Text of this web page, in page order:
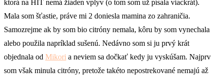
ktorá na HIT nemá žiaden vplyv (o tom som už písala viackrát).
Mala som šťastie, práve mi 2 doniesla mamina zo zahraničia.
Samozrejme ak by som bio citróny nemala, kôru by som vynechala
alebo použila napríklad sušenú. Nedávno som si ju prvý krát
objednala od Mikori a neviem sa dočkať kedy ju vyskúšam. Najprv
som však minula citróny, pretože takéto nepostrekované nemajú až